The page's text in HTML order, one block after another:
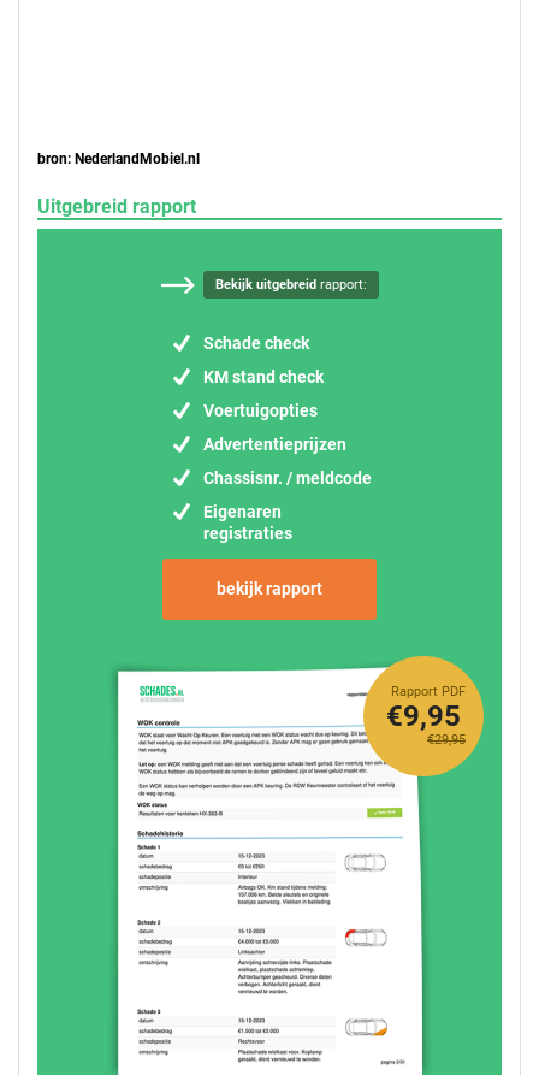
bron: NederlandMobiel.nl
Uitgebreid rapport
Bekijk uitgebreid rapport:
Schade check
KM stand check
Voertuigopties
Advertentieprijzen
Chassisnr. / meldcode
Eigenaren
registraties
bekijk rapport
Rapport PDF
€29,95
€9,95